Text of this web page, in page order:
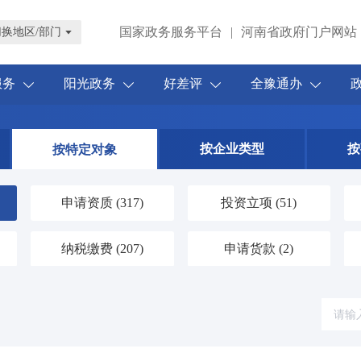
地区/部门 国家政务服务平台 | 河南省政府门户网站
阳光政务 好差评 全豫通办
按特定对象 按企业类型
申请资质 (317) 投资立项(51)
纳税缴费 (207) 申请货款(2)